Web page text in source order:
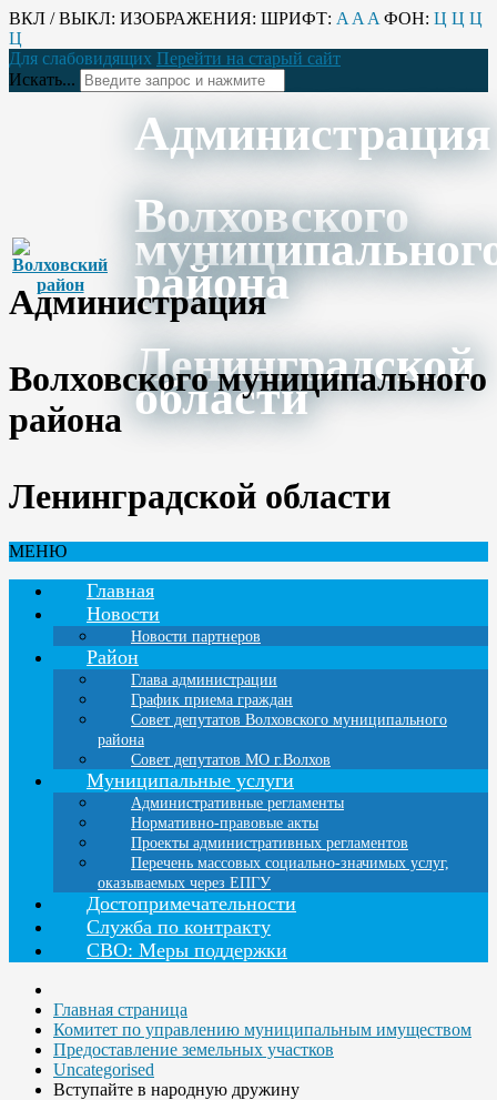
ВКЛ / ВЫКЛ: ИЗОБРАЖЕНИЯ: ШРИФТ: A A A ФОН: Ц Ц Ц
Ц
Для слабовидящих Перейти на старый сайт
Искать...
Администрация
Волховского
района
Ленинградской
области
Администрация
Волховского муниципального
района
Ленинградской области
МЕНЮ
Главная
Новости
Новости партнеров
Район
Глава администрации
График приема граждан
Совет депутатов Волховского муниципального
района
Совет депутатов МО г.Волхов
Муниципальные услуги
Административные регламенты
Нормативно-правовые акты
Проекты административных регламентов
Перечень массовых социально-значимых услуг,
оказываемых через ЕПГУ
Достопримечательности
Служба по контракту
СВО: Меры поддержки
Главная страница
Комитет по управлению муниципальным имуществом
Предоставление земельных участков
Uncategorised
Вступайте в народную дружину